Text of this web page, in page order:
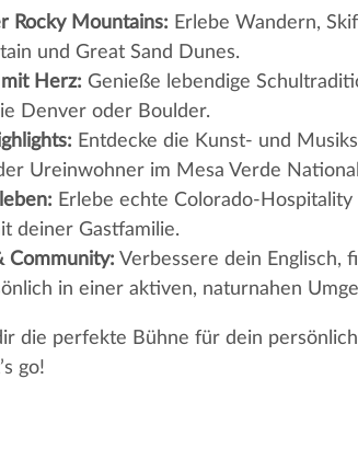
Rocky Mountains: Erlebe Wandern,
und Great Sand Dunes.
Herz: Genieße lebendige
Denver oder Boulder.
Entdecke die Kunst- und
Ureinwohner im Mesa Verde
Erlebe echte Colorado-
deiner Gastfamilie.
Community: Verbessere dein Englisch,
in einer aktiven, naturnahen
die perfekte Bühne für dein
go!